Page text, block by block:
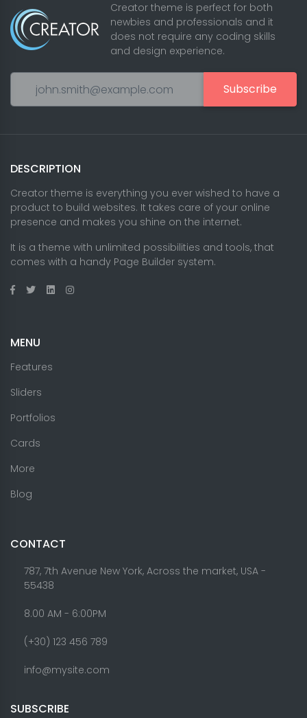
Creator theme is perfect for both
newbies and professionals and it
does not require any coding skills
and design experience.
Subscribe
DESCRIPTION
Creator theme is everything you ever wished to have a
product to build websites. It takes care of your online
presence and makes you shine on the internet.
It is a theme with unlimited possibilities and tools, that
comes with a handy Page Builder system.
MENU
Features
Sliders
Portfolios
Cards
More
Blog
CONTACT
787, 7th Avenue New York, Across the market, USA -
55438
8.00 AM - 6:00PM
(+30) 123 456 789
info@mysite.com
SUBSCRIBE